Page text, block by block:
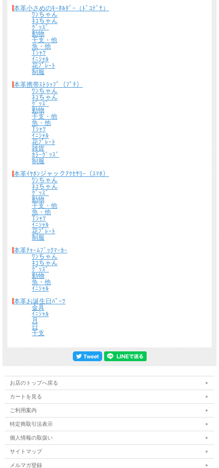
本革小さめのｷｰﾎﾙﾀﾞｰ（ﾄﾞｺﾃﾞﾓ）
ﾜﾝちゃん
ﾈｺちゃん
ｸﾞｯｽﾞ
動物
干支・他
魚・他
Tｼｬﾂ
ｲﾆｼｬﾙ
花ﾌﾟﾚｰﾄ
制服
本革携帯ｽﾄﾗｯﾌﾟ（ﾌﾟﾁ）
ﾜﾝちゃん
ﾈｺちゃん
ｸﾞｯｽﾞ
動物
干支・他
魚・他
Tｼｬﾂ
ｲﾆｼｬﾙ
花ﾌﾟﾚｰﾄ
雑貨
ｶﾗｰｸﾞｯｽﾞ
制服
本革ｲﾔﾎﾝジャックｱｸｾｻﾘｰ（ｽﾏﾎ）
ﾜﾝちゃん
ﾈｺちゃん
ｸﾞｯｽﾞ
動物
干支・他
魚・他
Tｼｬﾂ
ｲﾆｼｬﾙ
花ﾌﾟﾚｰﾄ
制服
本革ﾁｬｰﾑﾌﾞｯｸﾏｰｶｰ
ﾜﾝちゃん
ﾈｺちゃん
ｸﾞｯｽﾞ
動物
魚・他
ｲﾆｼｬﾙ
本革お誕生日ﾊﾟｰﾂ
金具
ｲﾆｼｬﾙ
月
日
干支
お店のトップへ戻る
カートを見る
ご利用案内
特定商取引法表示
個人情報の取扱い
サイトマップ
メルマガ登録